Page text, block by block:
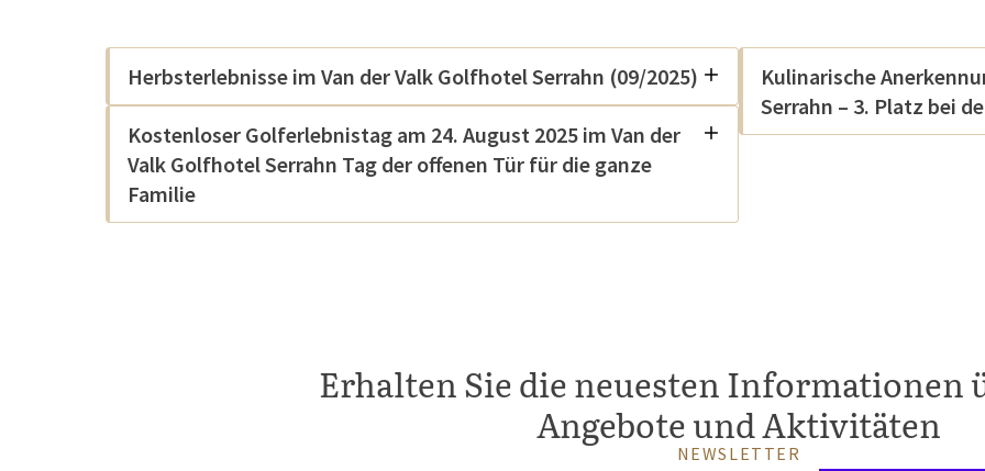
Herbsterlebnisse im Van der Valk Golfhotel Serrahn (09/2025)
Kostenloser Golferlebnistag am 24. August 2025 im Van der
Valk Golfhotel Serrahn Tag der offenen Tür für die ganze
Familie
Kulinarische
Serrahn – 3. Platz bei
Erhalten Sie die neuesten Informationen
Angebote und Aktivitäten
NEWSLETTER